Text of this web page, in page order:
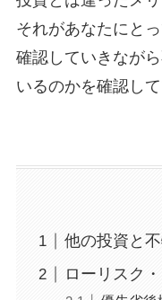
それがあなたにと
確認していきなが
いるのかを確認し
他の投資と
ローリスク